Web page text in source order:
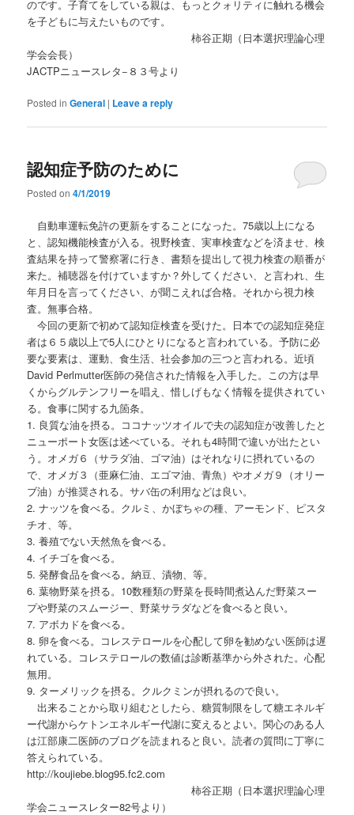
のです。子育てをしている親は、もっとクォリティに触れる機会
を子どもに与えたいものです。
柿谷正期（日本選択理論心理
学会会長）
JACTPニュースレタ−８３号より
Posted in General | Leave a reply
認知症予防のために
Posted on4/1/2019
自動車運転免許の更新をすることになった。75歳以上になる
と、認知機能検査が入る。視野検査、実車検査などを済ませ、検
査結果を持って警察署に行き、書類を提出して視力検査の順番が
来た。補聴器を付けていますか？外してください、と言われ、生
年月日を言ってください、が聞こえれば合格。それから視力検
査。無事合格。
今回の更新で初めて認知症検査を受けた。日本での認知症発症
者は６５歳以上で5人にひとりになると言われている。予防に必
要な要素は、運動、食生活、社会参加の三つと言われる。近頃
David Perlmutter医師の発信された情報を入手した。この方は早
くからグルテンフリーを唱え、惜しげもなく情報を提供されてい
る。食事に関する九箇条。
1. 良質な油を摂る。ココナッツオイルで夫の認知症が改善したと
ニューポート女医は述べている。それも4時間で違いが出たとい
う。オメガ６（サラダ油、ゴマ油）はそれなりに摂れているの
で、オメガ３（亜麻仁油、エゴマ油、青魚）やオメガ９（オリー
ブ油）が推奨される。サバ缶の利用などは良い。
2. ナッツを食べる。クルミ、かぼちゃの種、アーモンド、ピスタ
チオ、等。
3. 養殖でない天然魚を食べる。
4. イチゴを食べる。
5. 発酵食品を食べる。納豆、漬物、等。
6. 葉物野菜を摂る。10数種類の野菜を長時間煮込んだ野菜スー
プや野菜のスムージー、野菜サラダなどを食べると良い。
7. アボカドを食べる。
8. 卵を食べる。コレステロールを心配して卵を勧めない医師は遅
れている。コレステロールの数値は診断基準から外された。心配
無用。
9. ターメリックを摂る。クルクミンが摂れるので良い。
出来ることから取り組むとしたら、糖質制限をして糖エネルギ
ー代謝からケトンエネルギー代謝に変えるとよい。関心のある人
は江部康二医師のブログを読まれると良い。読者の質問に丁寧に
答えられている。
http://koujiebe.blog95.fc2.com
柿谷正期（日本選択理論心理
学会ニュースレター82号より）